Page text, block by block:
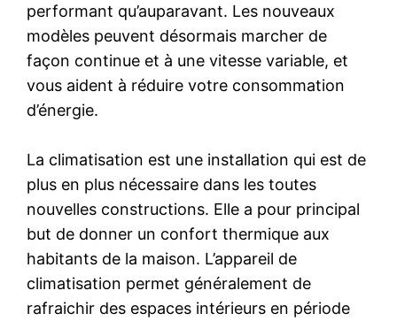
performant qu’auparavant. Les nouveaux
modèles peuvent désormais marcher de
façon continue et à une vitesse variable, et
vous aident à réduire votre consommation
d’énergie.
La climatisation est une installation qui est de
plus en plus nécessaire dans les toutes
nouvelles constructions. Elle a pour principal
but de donner un confort thermique aux
habitants de la maison. L’appareil de
climatisation permet généralement de
rafraichir des espaces intérieurs en période